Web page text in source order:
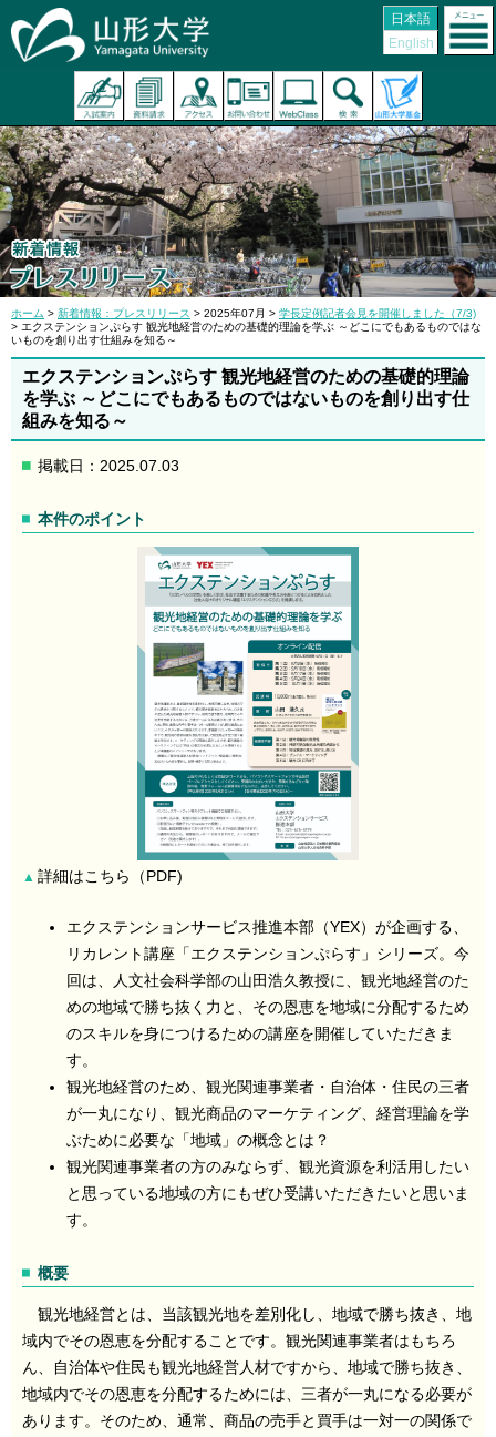
日本語
English
ホーム > 新着情報：プレスリリース > 2025年07月 > 学長定例記者会見を開催しました（7/3)
> エクステンションぷらす 観光地経営のための基礎的理論を学ぶ ～どこにでもあるものではな
いものを創り出す仕組みを知る～
エクステンションぷらす 観光地経営のための基礎的理論
を学ぶ ～どこにでもあるものではないものを創り出す仕
組みを知る～
掲載日：2025.07.03
本件のポイント
▲ 詳細はこちら（PDF)
エクステンションサービス推進本部（YEX）が企画する、
リカレント講座「エクステンションぷらす」シリーズ。今
回は、人文社会科学部の山田浩久教授に、観光地経営のた
めの地域で勝ち抜く力と、その恩恵を地域に分配するため
のスキルを身につけるための講座を開催していただきま
す。
観光地経営のため、観光関連事業者・自治体・住民の三者
が一丸になり、観光商品のマーケティング、経営理論を学
ぶために必要な「地域」の概念とは？
観光関連事業者の方のみならず、観光資源を利活用したい
と思っている地域の方にもぜひ受講いただきたいと思いま
す。
概要
観光地経営とは、当該観光地を差別化し、地域で勝ち抜き、地
域内でその恩恵を分配することです。観光関連事業者はもちろ
ん、自治体や住民も観光地経営人材ですから、地域で勝ち抜き、
地域内でその恩恵を分配するためには、三者が一丸になる必要が
あります。そのため、通常、商品の売手と買手は一対一の関係で